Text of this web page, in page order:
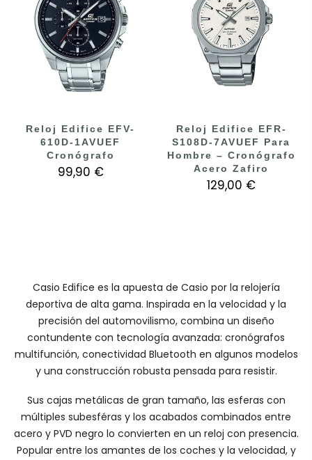
Reloj Edifice EFV-
610D-1AVUEF
Cronógrafo
99,90 €
Reloj Edifice EFR-
S108D-7AVUEF Para
Hombre – Cronógrafo
Acero Zafiro
129,00 €
Casio Edifice es la apuesta de Casio por la relojería
deportiva de alta gama. Inspirada en la velocidad y la
precisión del automovilismo, combina un diseño
contundente con tecnología avanzada: cronógrafos
multifunción, conectividad Bluetooth en algunos modelos
y una construcción robusta pensada para resistir.
Sus cajas metálicas de gran tamaño, las esferas con
múltiples subesféras y los acabados combinados entre
acero y PVD negro lo convierten en un reloj con presencia.
Popular entre los amantes de los coches y la velocidad, y